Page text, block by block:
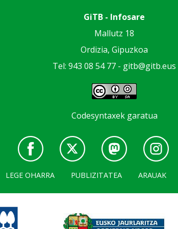
GiTB - Infosare
Mallutz 18
Ordizia, Gipuzkoa
Tel: 943 08 54 77 - gitb@gitb.eus
Codesyntaxek garatua
LEGE OHARRA PUBLIZITATEA ARAUAK